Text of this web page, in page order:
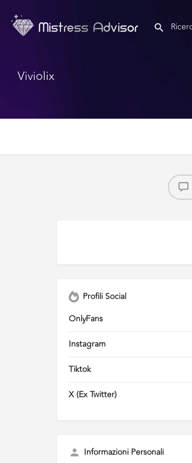
Viviolix
Profili Social
OnlyFans
Instagram
Tiktok
X (Ex Twitter)
Informazioni Personali